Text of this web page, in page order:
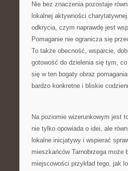
Nie bez znaczenia pozostaje
lokalnej aktywności
odkrycia, czym naprawdę jest
Pomaganie nie ogranicza się
To także obecność, wsparcie,
gotowość do dzielenia się tym,
się w ten bogaty obraz
bardzo konkretne i bliskie
Na poziomie wizerunkowym jest
nie tylko opowiada o idei, ale
lokalne inicjatywy i wspierać
mieszkańców Tarnobrzega może
miejscowości przykład tego, jak